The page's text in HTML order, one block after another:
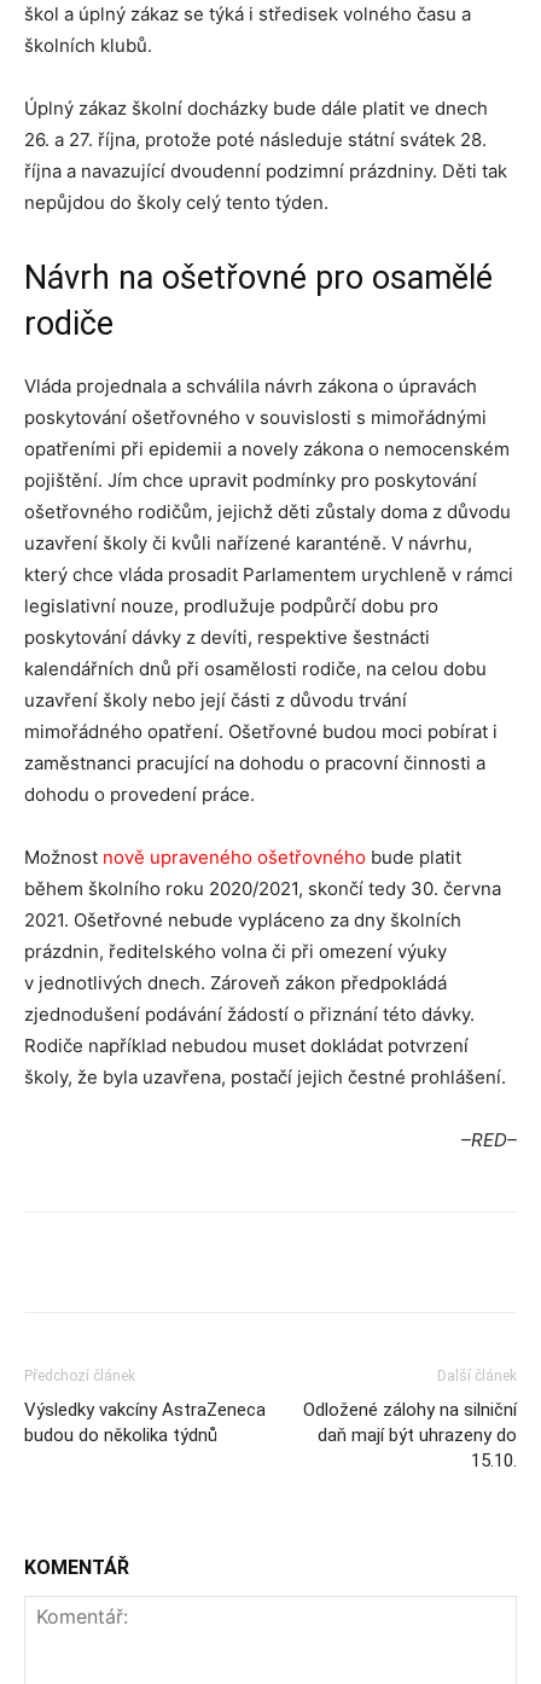
škol a úplný zákaz se týká i středisek volného času a
školních klubů.
Úplný zákaz školní docházky bude dále platit ve dnech
26. a 27. října, protože poté následuje státní svátek 28.
října a navazující dvoudenní podzimní prázdniny. Děti tak
nepůjdou do školy celý tento týden.
Návrh na ošetřovné pro osamělé
rodiče
Vláda projednala a schválila návrh zákona o úpravách
poskytování ošetřovného v souvislosti s mimořádnými
opatřeními při epidemii a novely zákona o nemocenském
pojištění. Jím chce upravit podmínky pro poskytování
ošetřovného rodičům, jejichž děti zůstaly doma z důvodu
uzavření školy či kvůli nařízené karanténě. V návrhu,
který chce vláda prosadit Parlamentem urychleně v rámci
legislativní nouze, prodlužuje podpůrčí dobu pro
poskytování dávky z devíti, respektive šestnácti
kalendářních dnů při osamělosti rodiče, na celou dobu
uzavření školy nebo její části z důvodu trvání
mimořádného opatření. Ošetřovné budou moci pobírat i
zaměstnanci pracující na dohodu o pracovní činnosti a
dohodu o provedení práce.
Možnost nově upraveného ošetřovného bude platit
během školního roku 2020/2021, skončí tedy 30. června
2021. Ošetřovné nebude vypláceno za dny školních
prázdnin, ředitelského volna či při omezení výuky
v jednotlivých dnech. Zároveň zákon předpokládá
zjednodušení podávání žádostí o přiznání této dávky.
Rodiče například nebudou muset dokládat potvrzení
školy, že byla uzavřena, postačí jejich čestné prohlášení.
–RED–
Předchozí článek
Výsledky vakcíny AstraZeneca
budou do několika týdnů
Další článek
Odložené zálohy na silniční
daň mají být uhrazeny do
15.10.
KOMENTÁŘ